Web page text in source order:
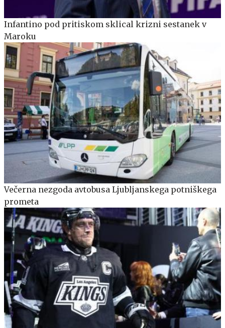
Infantino pod pritiskom sklical krizni sestanek v
Maroku
Večerna nezgoda avtobusa Ljubljanskega potniškega
prometa